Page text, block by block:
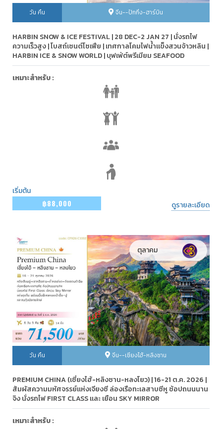
วัน คืน จีน--ปักกิ่ง-ฮาร์บิน
HARBIN SNOW & ICE FESTIVAL | 28 DEC-2 JAN 27 | นั่งรถไฟ
ความเร็วสูง | โบสถ์เซนต์โซเฟีย | เทศกาลโคมไฟน้ำแข็งสวนจ้าวหลิน |
HARBIN ICE & SNOW WORLD | บุฟเฟ่ต์พรีเมียม SEAFOOD
เหมาะสำหรับ :
เริ่มต้น
฿88,000
ดูรายละเอียด
ตุลาคม
วัน คืน จีน--เซียงไฮ้-หลิงซาน
PREMIUM CHINA (เซี่ยงไฮ้-หลิงซาน-หลงโยว) | 16-21 ต.ค. 2026 |
สัมผัสความมหัศจรรย์แห่งเจียงซี ล่องเรือทะเลสาบซีหู ช้อปถนนนาน
จิง นั่งรถไฟ FIRST CLASS และ เยือน SKY MIRROR
เหมาะสำหรับ :